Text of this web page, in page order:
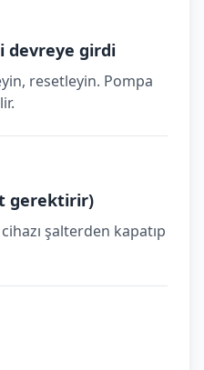
devreye girdi
resetleyin. Pompa
gerektirir)
şalterden kapatıp